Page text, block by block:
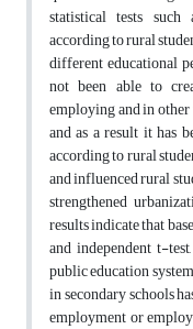
statistical tests such
according to rural
different educational
not been able to
employing and in
and as a result it has
according to rural
and influenced rural
strengthened
results indicate that
and independent t-
public education
in secondary schools
employment or